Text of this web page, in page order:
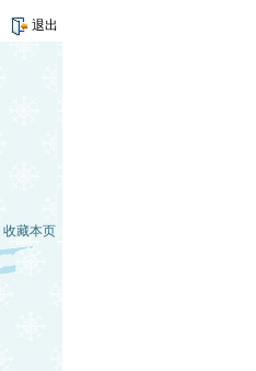
退出
收藏本页